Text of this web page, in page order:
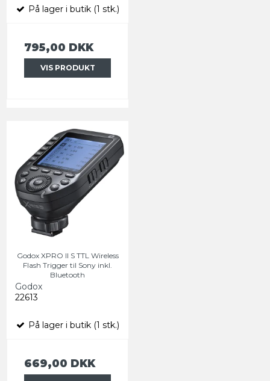
På lager i butik (1 stk.)
795,00 DKK
VIS PRODUKT
Godox XPRO II S TTL Wireless
Flash Trigger til Sony inkl.
Bluetooth
Godox
22613
På lager i butik (1 stk.)
669,00 DKK